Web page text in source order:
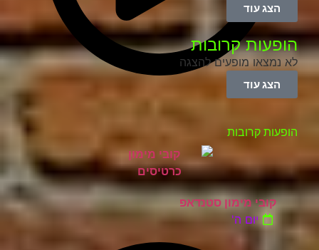
הצג עוד
הופעות קרובות
לא נמצאו מופעים להצגה
הצג עוד
הופעות קרובות
קובי מימון סטנדאפ
יום ה'